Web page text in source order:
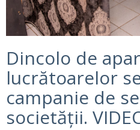
Dincolo de
lucrătoarelor
campanie de
societății.